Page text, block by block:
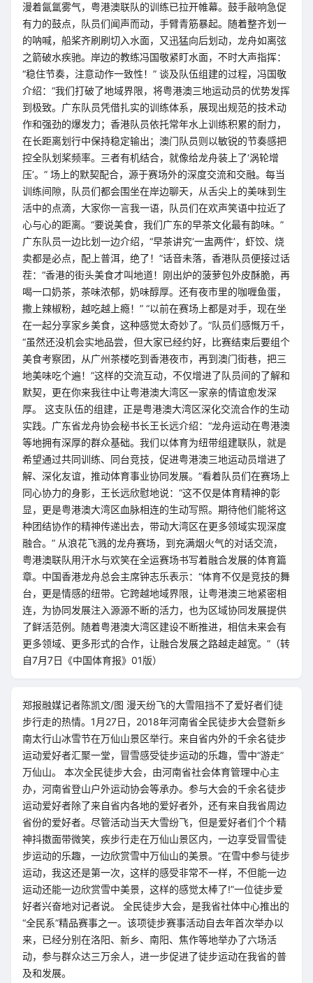
漫着氤氲雾气，粤港澳联队的训练已拉开帷幕。鼓手敲响急促
有力的鼓点，队员们闻声而动，手臂青筋暴起。随着整齐划一
的呐喊，船桨齐刷刷切入水面，又迅猛向后划动，龙舟如离弦
之箭破水疾驰。岸边的教练冯国敬紧盯水面，不时大声指挥：
“稳住节奏，注意动作一致性！” 谈及队伍组建的过程，冯国敬
介绍：“我们打破了地域界限，将粤港澳三地运动员的优势发挥
到极致。广东队员凭借扎实的训练体系，展现出规范的技术动
作和强劲的爆发力；香港队员依托常年水上训练积累的耐力，
在长距离划行中保持稳定输出；澳门队员则以敏锐的节奏感把
控全队划桨频率。三者有机结合，就像给龙舟装上了‘涡轮增
压’。” 场上的默契配合，源于赛场外的深度交流和交融。每当
训练间隙，队员们都会围坐在岸边聊天，从舌尖上的美味到生
活中的点滴，大家你一言我一语，队员们在欢声笑语中拉近了
心与心的距离。“要说美食，我们广东的早茶文化最有韵味。”
广东队员一边比划一边介绍，“早茶讲究‘一盅两件’，虾饺、烧
卖都是必点，配上普洱，绝了！”话音未落，香港队员便接过话
茬：“香港的街头美食才叫地道！刚出炉的菠萝包外皮酥脆，再
喝一口奶茶，茶味浓郁，奶味醇厚。还有夜市里的咖喱鱼蛋，
撒上辣椒粉，越吃越上瘾！” “以前在赛场上都是对手，现在坐
在一起分享家乡美食，这种感觉太奇妙了。”队员们感慨万千，
“虽然还没机会实地品尝，但大家已经约好，比赛结束后要组个
美食考察团，从广州茶楼吃到香港夜市，再到澳门街巷，把三
地美味吃个遍！”这样的交流互动，不仅增进了队员间的了解和
默契，更在你来我往中让粤港澳大湾区一家亲的情谊愈发深
厚。 这支队伍的组建，正是粤港澳大湾区深化交流合作的生动
实践。广东省龙舟协会秘书长王长远介绍：“龙舟运动在粤港澳
等地拥有深厚的群众基础。我们以体育为纽带组建联队，就是
希望通过共同训练、同台竞技，促进粤港澳三地运动员增进了
解、深化友谊，推动体育事业协同发展。”看着队员们在赛场上
同心协力的身影，王长远欣慰地说：“这不仅是体育精神的彰
显，更是粤港澳大湾区血脉相连的生动写照。期待他们能将这
种团结协作的精神传递出去，带动大湾区在更多领域实现深度
融合。” 从浪花飞溅的龙舟赛场，到充满烟火气的对话交流，
粤港澳联队用汗水与欢笑在全运赛场书写着融合发展的体育篇
章。中国香港龙舟总会主席钟志乐表示：“体育不仅是竞技的舞
台，更是情感的纽带。它跨越地域界限，让粤港澳三地紧密相
连，为协同发展注入源源不断的活力，也为区域协同发展提供
了鲜活范例。随着粤港澳大湾区建设不断推进，相信未来会有
更多领域、更多形式的合作，让融合发展之路越走越宽。”（转
自7月7日《中国体育报》01版）
郑报融媒记者陈凯文/图 漫天纷飞的大雪阻挡不了爱好者们徒
步行走的热情。1月27日，2018年河南省全民徒步大会暨新乡
南太行山冰雪节在万仙山景区举行。来自省内外的千余名徒步
运动爱好者汇聚一堂，冒雪感受徒步运动的乐趣，雪中“游走”
万仙山。 本次全民徒步大会，由河南省社会体育管理中心主
办，河南省登山户外运动协会等承办。参与大会的千余名徒步
运动爱好者除了来自省内各地的爱好者外，还有来自我省周边
省份的爱好者。尽管活动当天大雪纷飞，但是爱好者们个个精
神抖擞面带微笑，疾步行走在万仙山景区内，一边享受冒雪徒
步运动的乐趣，一边欣赏雪中万仙山的美景。“在雪中参与徒步
运动，我这还是第一次，这样的感受非常不一样，不但能一边
运动还能一边欣赏雪中美景，这样的感觉太棒了!”一位徒步爱
好者兴奋地对记者说。 全民徒步大会，是我省社体中心推出的
“全民系”精品赛事之一。该项徒步赛事活动自去年首次举办以
来，已经分别在洛阳、新乡、南阳、焦作等地举办了六场活
动，参与群众达三万余人，进一步促进了徒步运动在我省的普
及和发展。